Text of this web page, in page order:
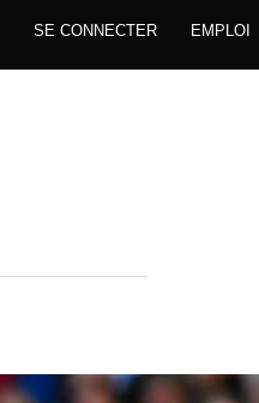
SE CONNECTER EMPLOI